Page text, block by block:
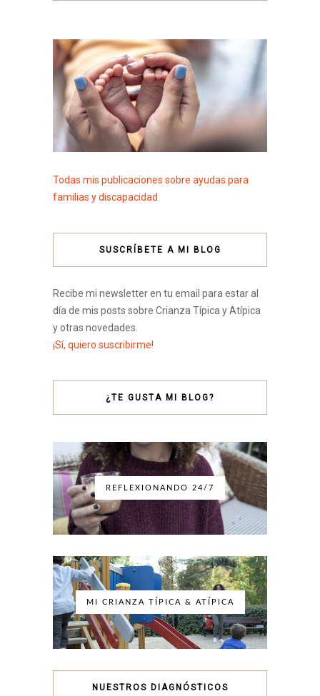
Todas mis publicaciones sobre ayudas para
familias y discapacidad
SUSCRÍBETE A MI BLOG
Recibe mi newsletter en tu email para estar al
día de mis posts sobre Crianza Típica y Atípica
y otras novedades.
¡Sí, quiero suscribirme!
¿TE GUSTA MI BLOG?
REFLEXIONANDO 24/7
MI CRIANZA TÍPICA & ATÍPICA
NUESTROS DIAGNÓSTICOS